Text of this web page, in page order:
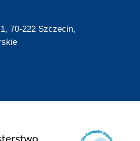
70-222 Szczecin,